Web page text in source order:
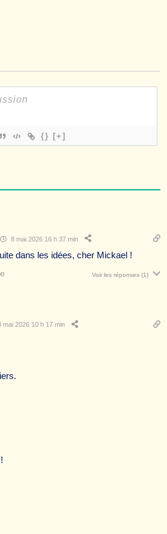
{} [+]
8 mai 2026 16 h 37 min
dans les idées, cher Mickael !
Voir les réponses (1)
mai 2026 10 h 17 min